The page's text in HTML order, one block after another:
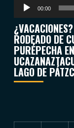
00:00
RODEADO DE
PURÉPECHA
LAGO DE